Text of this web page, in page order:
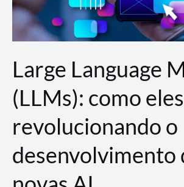
Large Language
(LLMs): como
revolucionando o
desenvolvimento